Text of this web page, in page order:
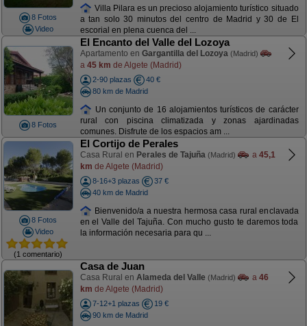
8 Fotos
Video
Villa Pilara es un precioso alojamiento turístico situado
a tan solo 30 minutos del centro de Madrid y 30 de El
escorial en plena cuenca del ...
8 Fotos
El Encanto del Valle del Lozoya
Apartamento en Gargantilla del Lozoya (Madrid)
a 45 km de Algete (Madrid)
2-90 plazas
40 €
80 km de Madrid
Un conjunto de 16 alojamientos turísticos de carácter
rural con piscina climatizada y zonas ajardinadas
comunes. Disfrute de los espacios am ...
8 Fotos
Video
(1 comentario)
El Cortijo de Perales
Casa Rural en Perales de Tajuña (Madrid) a 45,1
km de Algete (Madrid)
8-16+3 plazas
37 €
40 km de Madrid
Bienvenido/a a nuestra hermosa casa rural enclavada
en el Valle del Tajuña. Con mucho gusto te daremos toda
la información necesaria para qu ...
Casa de Juan
Casa Rural en Alameda del Valle (Madrid) a 46
km de Algete (Madrid)
7-12+1 plazas
19 €
90 km de Madrid